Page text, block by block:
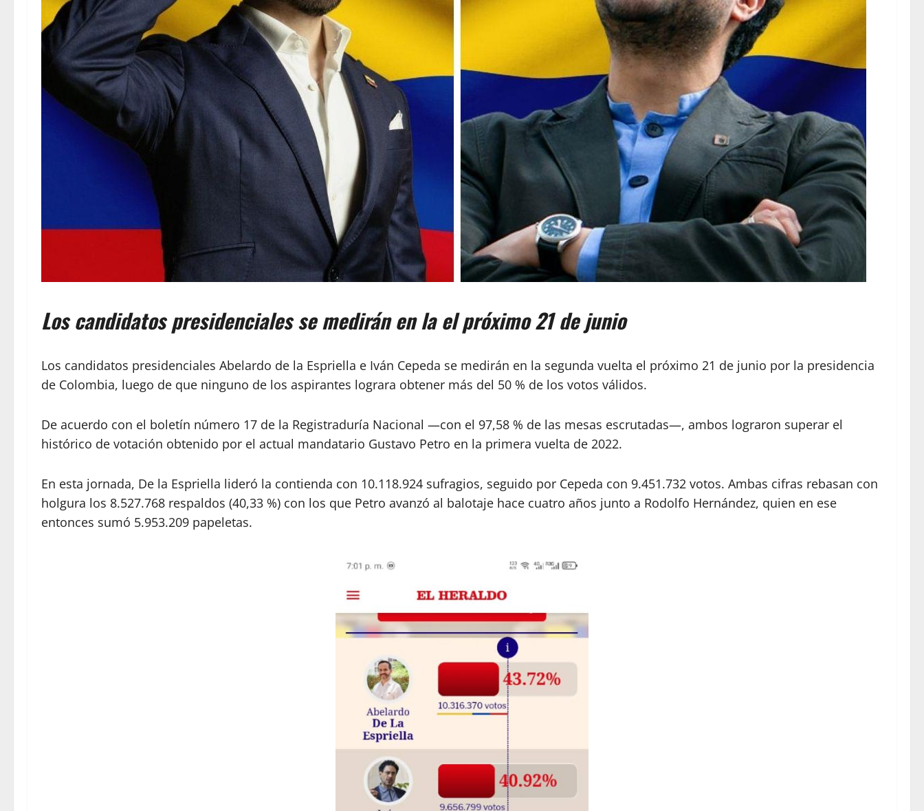
Los candidatos presidenciales se medirán en la el próximo 21 de junio
Los candidatos presidenciales Abelardo de la Espriella e Iván Cepeda se medirán en la segunda vuelta el próximo 21 de junio por la presidencia
de Colombia, luego de que ninguno de los aspirantes lograra obtener más del 50 % de los votos válidos.
De acuerdo con el boletín número 17 de la Registraduría Nacional —con el 97,58 % de las mesas escrutadas—, ambos lograron superar el
histórico de votación obtenido por el actual mandatario Gustavo Petro en la primera vuelta de 2022.
En esta jornada, De la Espriella lideró la contienda con 10.118.924 sufragios, seguido por Cepeda con 9.451.732 votos. Ambas cifras rebasan con
holgura los 8.527.768 respaldos (40,33 %) con los que Petro avanzó al balotaje hace cuatro años junto a Rodolfo Hernández, quien en ese
entonces sumó 5.953.209 papeletas.